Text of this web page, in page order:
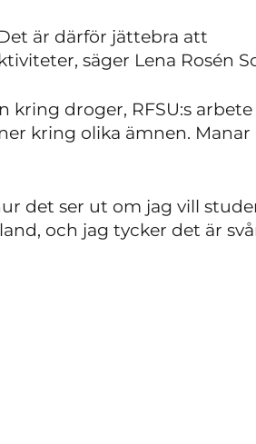
är därför jättebra att
säger Lena Rosén
kring droger, RFSU:s
kring olika ämnen. Manar
det ser ut om jag vill
och jag tycker det är